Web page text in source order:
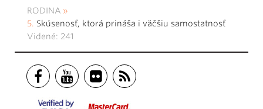
RODINA
Skúsenosť, ktorá prináša i väčšiu samostatnosť
Videné: 241